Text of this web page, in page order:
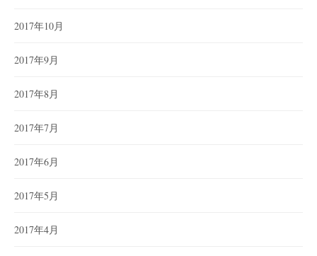
2017年10月
2017年9月
2017年8月
2017年7月
2017年6月
2017年5月
2017年4月